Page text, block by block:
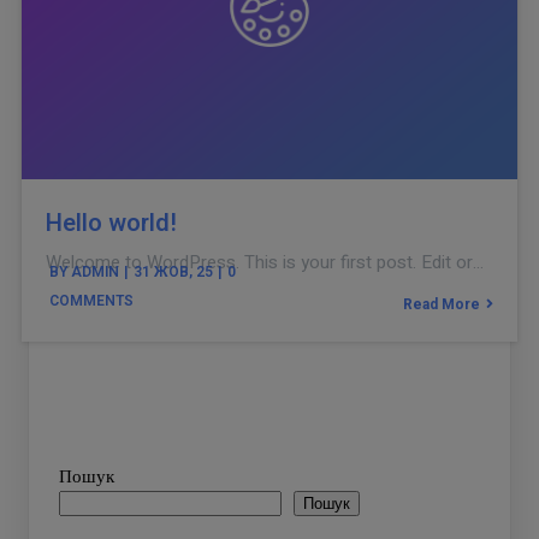
Hello world!
BYADMIN | 31 ЖОВ, 25 | 0
COMMENTS
Welcome to WordPress. This is your first post. Edit or…
Read More
Пошук
Пошук